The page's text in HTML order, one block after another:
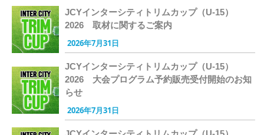
JCYインターシティトリムカップ（U-15）
2026 取材に関するご案内
2026年7月31日
JCYインターシティトリムカップ（U-15）
2026 大会プログラム予約販売受付開始のお知
らせ
2026年7月31日